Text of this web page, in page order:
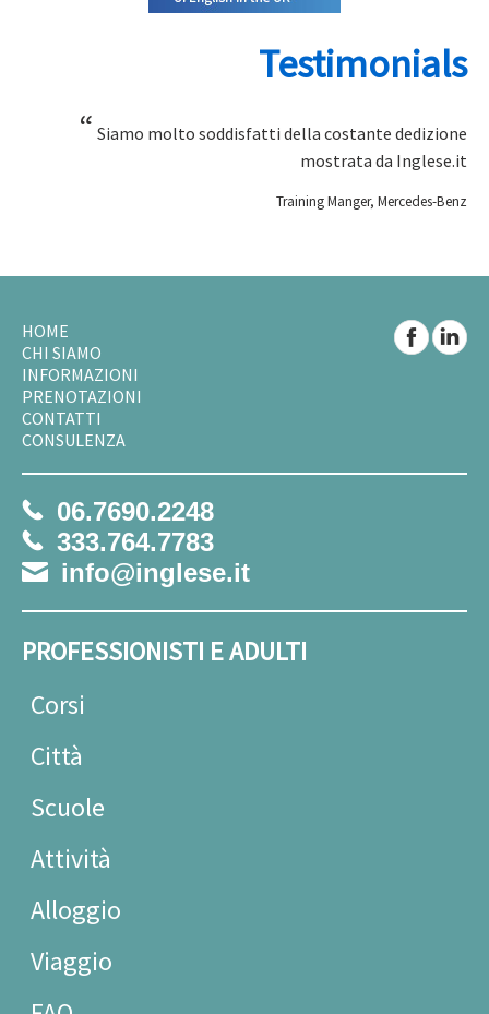
Testimonials
“ Siamo molto soddisfatti della costante dedizione
mostrata da Inglese.it
Training Manger, Mercedes-Benz
HOME
CHI SIAMO
INFORMAZIONI
PRENOTAZIONI
CONTATTI
CONSULENZA
06.7690.2248
333.764.7783
info@inglese.it
PROFESSIONISTI E ADULTI
Corsi
Città
Scuole
Attività
Alloggio
Viaggio